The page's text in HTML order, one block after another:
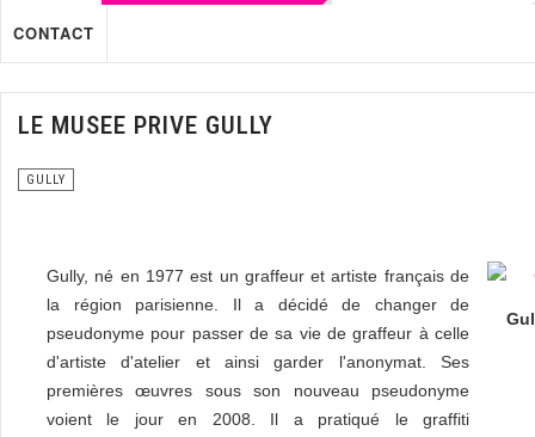
CONTACT
LE MUSEE PRIVE GULLY
GULLY
Gully, né en 1977 est un graffeur et artiste français de
la région parisienne. Il a décidé de changer de
pseudonyme pour passer de sa vie de graffeur à celle
d'artiste d'atelier et ainsi garder l'anonymat. Ses
premières œuvres sous son nouveau pseudonyme
voient le jour en 2008. Il a pratiqué le graffiti